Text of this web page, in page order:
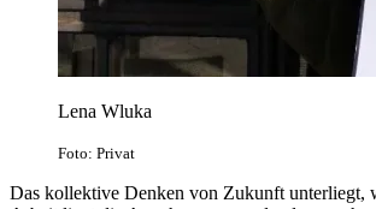
Lena Wluka
Foto: Privat
Das kollektive Denken von Zukunft unterliegt,